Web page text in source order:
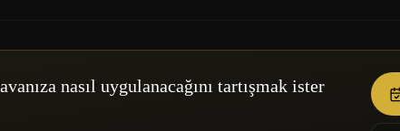
nasıl uygulanacağını tartışmak ister